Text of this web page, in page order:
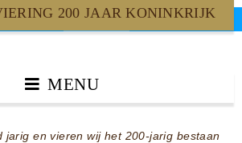
200 JAAR KONINKRIJK
MENU
jarig en vieren wij het 200-jarig bestaan